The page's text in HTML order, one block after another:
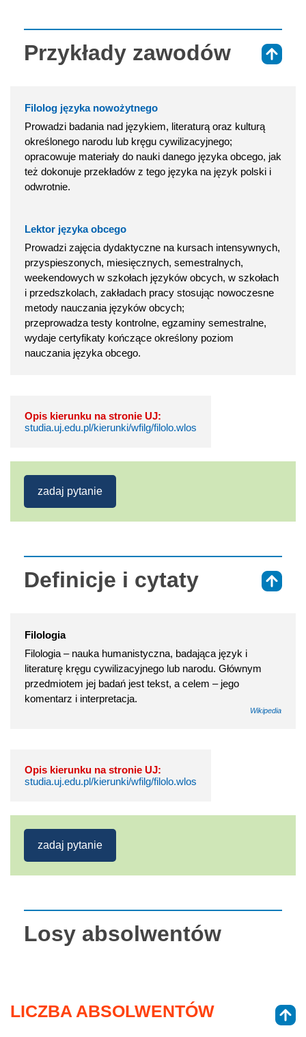
Przykłady zawodów
Filolog języka nowożytnego
Prowadzi badania nad językiem, literaturą oraz kulturą
określonego narodu lub kręgu cywilizacyjnego;
opracowuje materiały do nauki danego języka obcego, jak
też dokonuje przekładów z tego języka na język polski i
odwrotnie.
Lektor języka obcego
Prowadzi zajęcia dydaktyczne na kursach intensywnych,
przyspieszonych, miesięcznych, semestralnych,
weekendowych w szkołach języków obcych, w szkołach
i przedszkolach, zakładach pracy stosując nowoczesne
metody nauczania języków obcych;
przeprowadza testy kontrolne, egzaminy semestralne,
wydaje certyfikaty kończące określony poziom
nauczania języka obcego.
Opis kierunku na stronie UJ:
studia.uj.edu.pl/kierunki/wfilg/filolo.wlos
zadaj pytanie
Definicje i cytaty
Filologia
Filologia – nauka humanistyczna, badająca język i
literaturę kręgu cywilizacyjnego lub narodu. Głównym
przedmiotem jej badań jest tekst, a celem – jego
komentarz i interpretacja.
Wikipedia
Opis kierunku na stronie UJ:
studia.uj.edu.pl/kierunki/wfilg/filolo.wlos
zadaj pytanie
Losy absolwentów
LICZBA ABSOLWENTÓW